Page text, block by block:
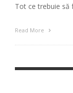
Tot ce trebuie să
Read More